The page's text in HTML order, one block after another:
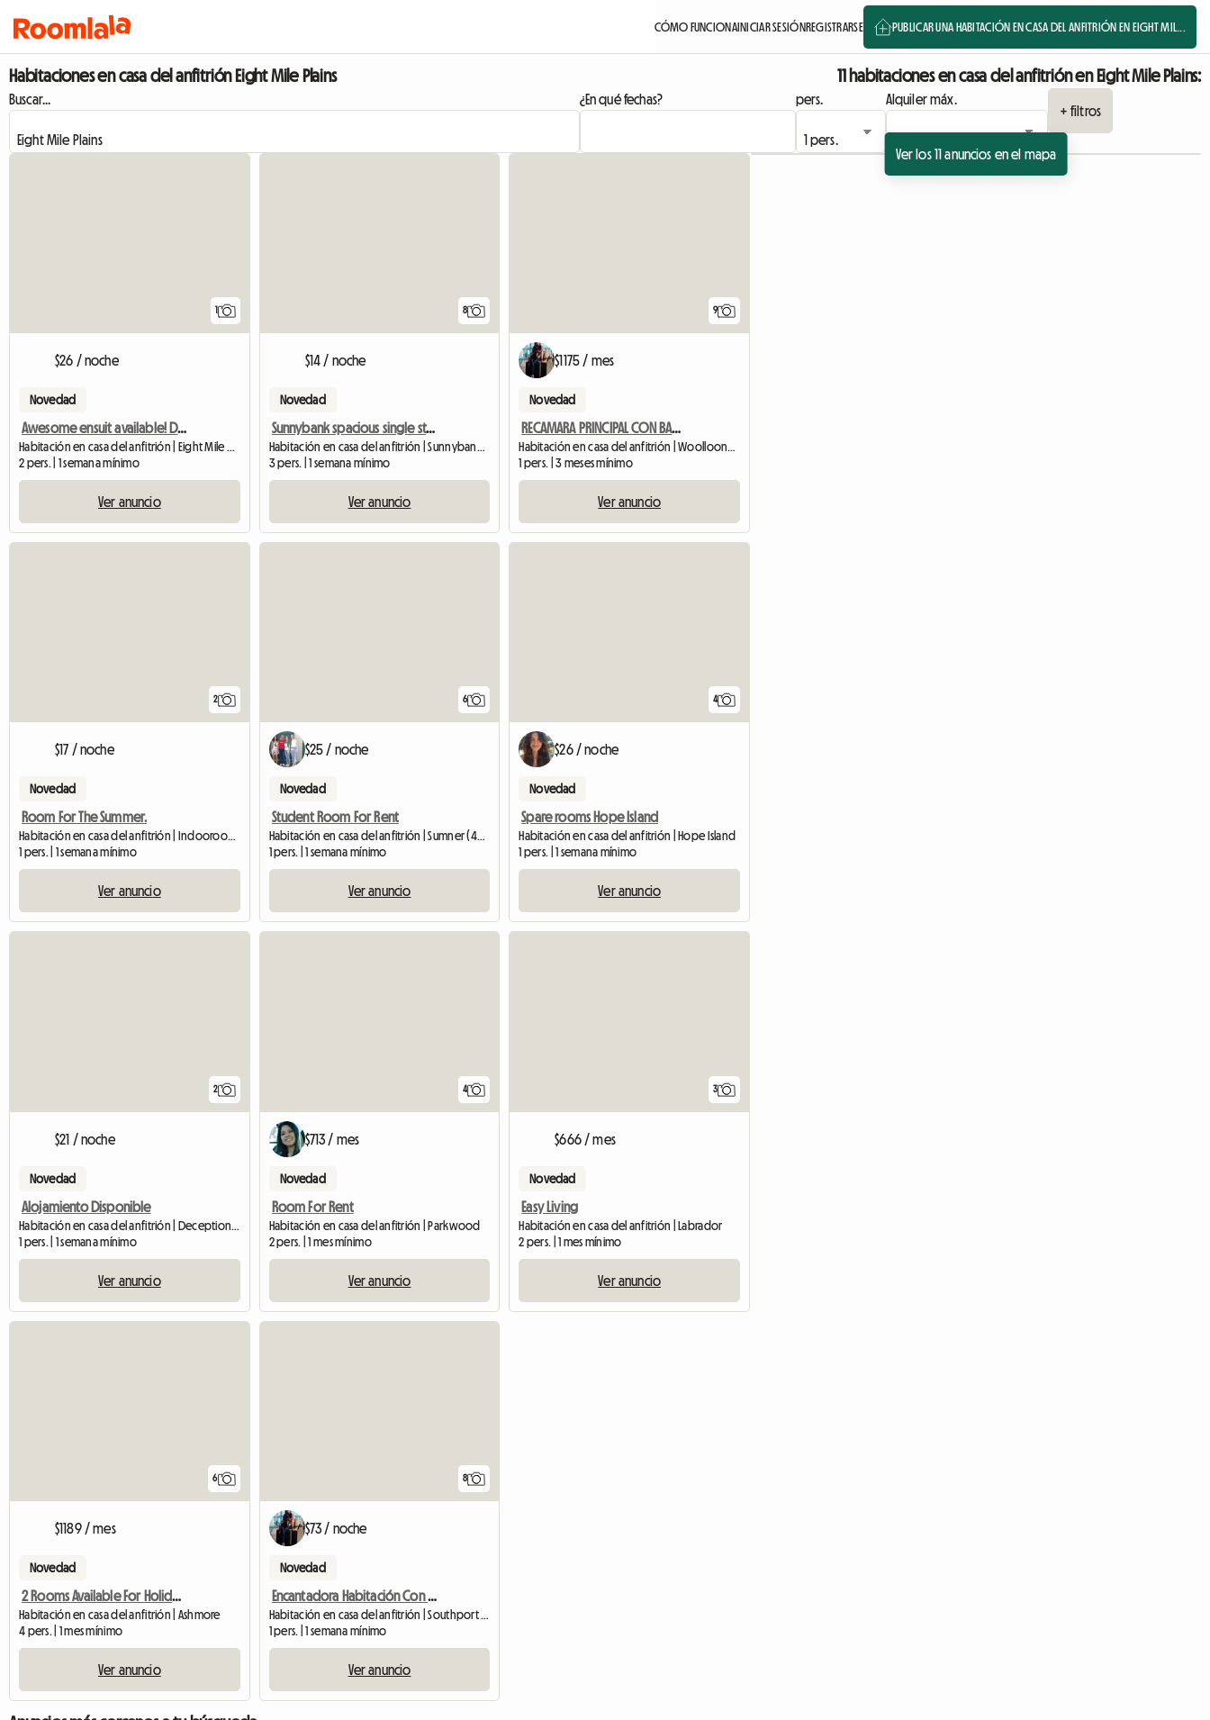
CÓMO FUNCIONAINICIAR SESIÓNREGISTRARSE PUBLICAR UNA HABITACIÓN EN CASA DEL ANFITRIÓN EN EIGHT MIL...
Habitaciones en casa del anfitrión Eight Mile Plains 11 habitaciones en casa del anfitrión en Eight Mile Plains:
Buscar... ¿En qué fechas? pers.
Alquiler máx.
+ filtros
Ver los 11 anuncios en el mapa
1
$26 / noche
Novedad
Awesome ensuit available! Don't miss out
Habitación en casa del anfitrión | Eight Mile Plains (4113)
2 pers. | 1 semana mínimo
Ver anuncio
8
$14 / noche
Novedad
Sunnybank spacious single storey
Habitación en casa del anfitrión | Sunnybank (4109)
3 pers. | 1 semana mínimo
Ver anuncio
9
$1175 / mes
Novedad
RECAMARA PRINCIPAL CON BAÑO DISPONIBLE EN HERMOSO EDIFICIO
Habitación en casa del anfitrión | Woolloongabba (4102) | 79 M2
1 pers. | 3 meses mínimo
Ver anuncio
2
$17 / noche
Novedad
Room For The Summer.
Habitación en casa del anfitrión | Indooroopilly (4068)
1 pers. | 1 semana mínimo
Ver anuncio
6
$25 / noche
Novedad
Student Room For Rent
Habitación en casa del anfitrión | Sumner (4074)
1 pers. | 1 semana mínimo
Ver anuncio
4
$26 / noche
Novedad
Spare rooms Hope Island
Habitación en casa del anfitrión | Hope Island
1 pers. | 1 semana mínimo
Ver anuncio
2
$21 / noche
Novedad
Alojamiento Disponible
1 pers. | 1 semana mínimo
Ver anuncio
4
$713 / mes
Novedad
Room For Rent
Habitación en casa del anfitrión | Parkwood
2 pers. | 1 mes mínimo
Ver anuncio
3
$666 / mes
Novedad
Easy Living
Habitación en casa del anfitrión | Labrador
2 pers. | 1 mes mínimo
Ver anuncio
6
$1189 / mes
Novedad
2 Rooms Available For Holiday Season
Habitación en casa del anfitrión | Ashmore
4 pers. | 1 mes mínimo
Ver anuncio
8
$73 / noche
Novedad
Encantadora Habitación Con Hermosas Instalaciones
Habitación en casa del anfitrión | Southport (4215)
1 pers. | 1 semana mínimo
Ver anuncio